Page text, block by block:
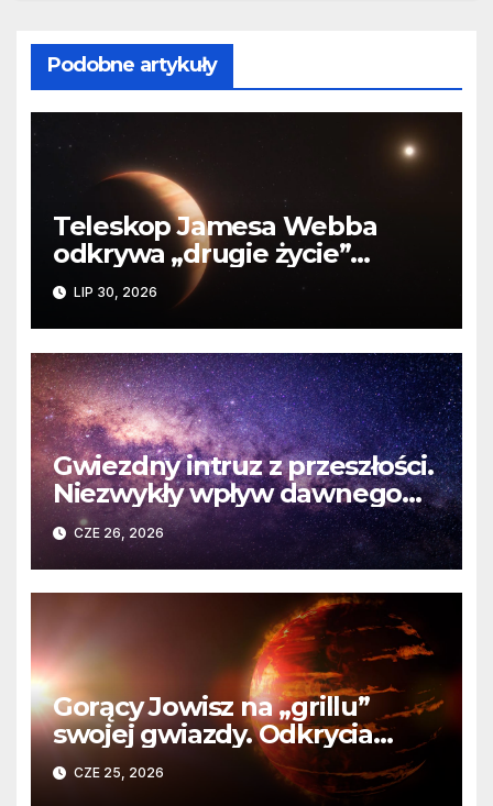
Podobne artykuły
Teleskop Jamesa Webba
odkrywa „drugie życie”
planety krążącej wokół
martwej gwiazdy
LIP 30, 2026
Gwiezdny intruz z przeszłości.
Niezwykły wpływ dawnego
spotkania na komety Układu
Słonecznego
CZE 26, 2026
Gorący Jowisz na „grillu”
swojej gwiazdy. Odkrycia
Teleskopu Webba o HD
80606 b
CZE 25, 2026